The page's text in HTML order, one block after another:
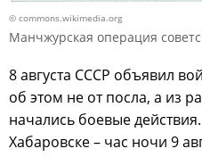
© commons.wikimedia.org
Манчжурская операция
8 августа СССР объявил
об этом не от посла, а из
начались боевые
Хабаровске – час ночи 9